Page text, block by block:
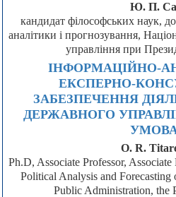
Ю. П.
кандидат філософських наук,
аналітики і прогнозування,
управління при
ІНФОРМАЦІЙНО-
ЕКСПЕРНО-
ЗАБЕЗПЕЧЕННЯ
ДЕРЖАВНОГО
O. R.
Ph.D, Associate Professor,
Political Analysis and
Public Administration, the